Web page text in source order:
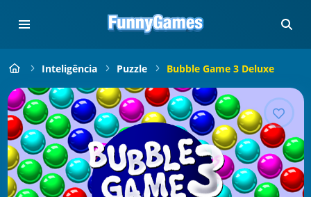
Inteligência Puzzle Bubble Game 3 Deluxe